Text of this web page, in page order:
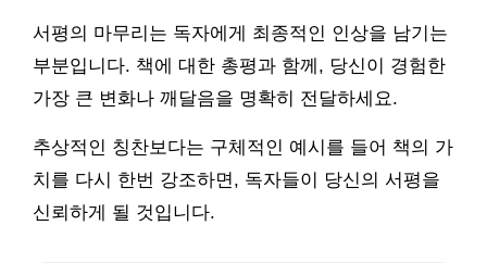
서평의 마무리는 독자에게 최종적인 인상을 남기는
부분입니다. 책에 대한 총평과 함께, 당신이 경험한
가장 큰 변화나 깨달음을 명확히 전달하세요.
추상적인 칭찬보다는 구체적인 예시를 들어 책의 가
치를 다시 한번 강조하면, 독자들이 당신의 서평을
신뢰하게 될 것입니다.